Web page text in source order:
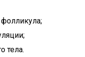
тела.